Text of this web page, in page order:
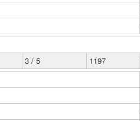
3 / 5 1197